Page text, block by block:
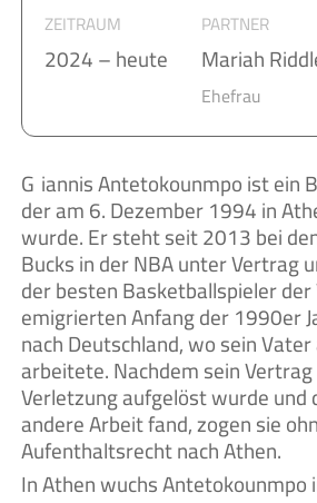
ZEITRAUM PARTNER
2024 – heute Mariah
Ehefrau
Giannis Antetokounmpo ist ein Basketballspieler,
der am 6. Dezember 1994 in
wurde. Er steht seit 2013 bei
Bucks in der NBA unter Vertrag
der besten Basketballspieler
emigrierten Anfang der 1990er
nach Deutschland, wo sein
arbeitete. Nachdem sein
Verletzung aufgelöst wurde und
andere Arbeit fand, zogen sie
Aufenthaltsrecht nach Athen.
In Athen wuchs Antetokounmpo